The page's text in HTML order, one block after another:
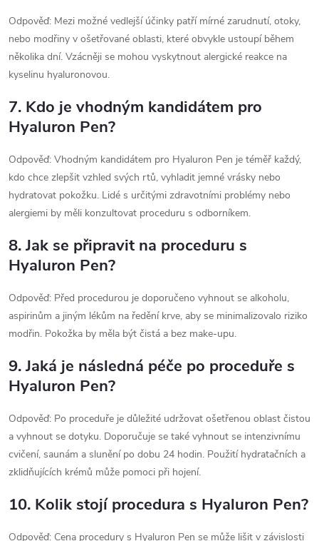
Odpověď: Mezi možné vedlejší účinky patří mírné zarudnutí, otoky,
nebo modřiny v ošetřované oblasti, které obvykle ustoupí během
několika dní. Vzácněji se mohou vyskytnout alergické reakce na
kyselinu hyaluronovou.
7. Kdo je vhodným kandidátem pro
Hyaluron Pen?
Odpověď: Vhodným kandidátem pro Hyaluron Pen je téměř každý,
kdo chce zlepšit vzhled svých rtů, vyhladit jemné vrásky nebo
hydratovat pokožku. Lidé s určitými zdravotními problémy nebo
alergiemi by měli konzultovat proceduru s odborníkem.
8. Jak se připravit na proceduru s
Hyaluron Pen?
Odpověď: Před procedurou je doporučeno vyhnout se alkoholu,
aspirinům a jiným lékům na ředění krve, aby se minimalizovalo riziko
modřin. Pokožka by měla být čistá a bez make-upu.
9. Jaká je následná péče po proceduře s
Hyaluron Pen?
Odpověď: Po proceduře je důležité udržovat ošetřenou oblast čistou
a vyhnout se dotyku. Doporučuje se také vyhnout se intenzivnímu
cvičení, saunám a slunění po dobu 24 hodin. Použití hydratačních a
zklidňujících krémů může pomoci při hojení.
10. Kolik stojí procedura s Hyaluron Pen?
Odpověď: Cena procedury s Hyaluron Pen se může lišit v závislosti